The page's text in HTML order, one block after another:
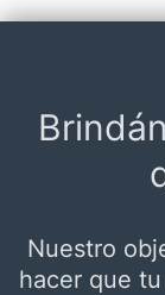
Nuestro
hacer que